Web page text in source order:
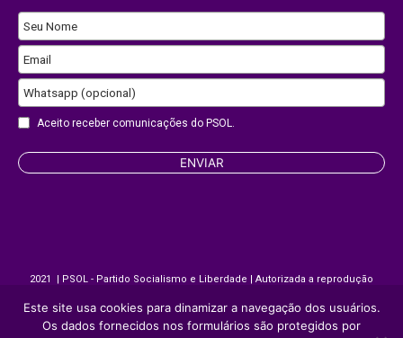
Seu Nome
Email
Whatsapp (opcional)
PhoneAceito receber comunicações do PSOL.
ENVIAR
2021 | PSOL - Partido Socialismo e Liberdade | Autorizada a reprodução
desde que citada a fonte.
Este site usa cookies para dinamizar a navegação dos usuários.
Os dados fornecidos nos formulários são protegidos por